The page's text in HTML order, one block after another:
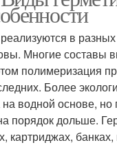
в
Многие составы
полимеризация
Более
водной основе, но
порядок дольше.
картриджах,